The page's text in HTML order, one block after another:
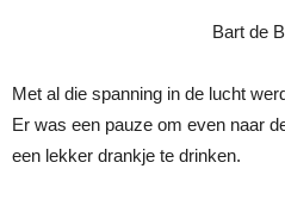
Bart de
Met al die spanning in de lucht
Er was een pauze om even naar
een lekker drankje te drinken.